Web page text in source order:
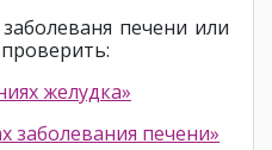
печени или
желудка»
заболевания печени»